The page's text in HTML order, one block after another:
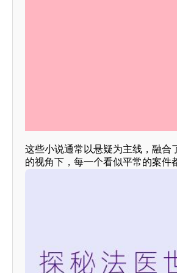
这些小说通常以悬疑为主线，融合
的视角下，每一个看似平常的案件